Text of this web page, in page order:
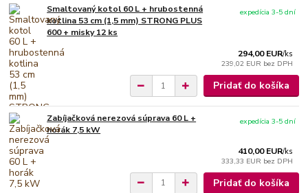
Smaltovaný kotol 60 L + hrubostenná
kotlina 53 cm (1,5 mm) STRONG PLUS
600 + misky 12 ks
294,00 EUR/ks
239,02 EUR bez DPH
expedícia 3-5 dní
Pridať do košíka
Zabíjačková nerezová súprava 60 L +
horák 7,5 kW
410,00 EUR/ks
333,33 EUR bez DPH
expedícia 3-5 dní
Pridať do košíka